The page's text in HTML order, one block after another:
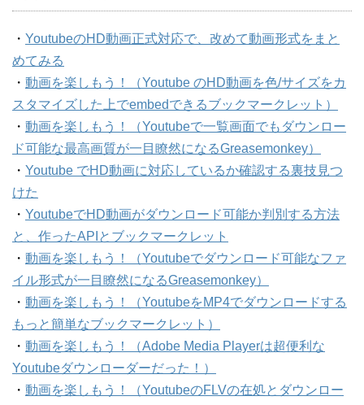
・ YoutubeのHD動画正式対応で、改めて動画形式をまと
めてみる
・ 動画を楽しもう！（Youtube のHD動画を色/サイズをカ
スタマイズした上でembedできるブックマークレット）
・ 動画を楽しもう！（Youtubeで一覧画面でもダウンロー
ド可能な最高画質が一目瞭然になるGreasemonkey）
・ Youtube でHD動画に対応しているか確認する裏技見つ
けた
・ YoutubeでHD動画がダウンロード可能か判別する方法
と、作ったAPIとブックマークレット
・ 動画を楽しもう！（Youtubeでダウンロード可能なファ
イル形式が一目瞭然になるGreasemonkey）
・ 動画を楽しもう！（YoutubeをMP4でダウンロードする
もっと簡単なブックマークレット）
・ 動画を楽しもう！（Adobe Media Playerは超便利な
Youtubeダウンローダーだった！）
・ 動画を楽しもう！（YoutubeのFLVの在処とダウンロー